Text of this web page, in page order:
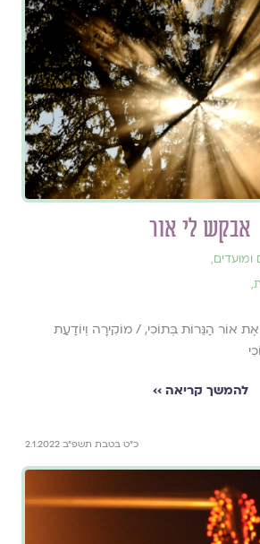
אבקש לי אור
,
,
אוֹר הַנֵּרוֹת בְּתוֹכִי, / מוֹקִירָה וְיוֹדַעַת
להמשך קריאה ››
כ"ט בטבת תשפ"ב 2.1.2022